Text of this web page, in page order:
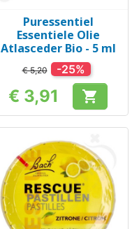
Puressentiel
Essentiele Olie
Atlasceder Bio - 5 ml
€ 5,20 -25%
Prijs
€ 3,91 